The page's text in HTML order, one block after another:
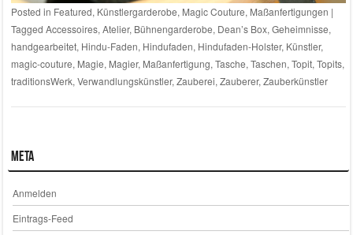
Posted in Featured, Künstlergarderobe, Magic Couture, Maßanfertigungen |
Tagged Accessoires, Atelier, Bühnengarderobe, Dean’s Box, Geheimnisse,
handgearbeitet, Hindu-Faden, Hindufaden, Hindufaden-Holster, Künstler,
magic-couture, Magie, Magier, Maßanfertigung, Tasche, Taschen, Topit, Topits,
traditionsWerk, Verwandlungskünstler, Zauberei, Zauberer, Zauberkünstler
Meta
Anmelden
Eintrags-Feed